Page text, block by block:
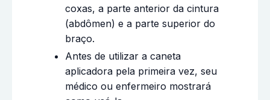
coxas, a parte anterior da cintura
(abdômen) e a parte superior do
braço.
Antes de utilizar a caneta
aplicadora pela primeira vez, seu
médico ou enfermeiro mostrará